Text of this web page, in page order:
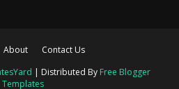
About
Contact Us
| Distributed By Free Blogger
Templates